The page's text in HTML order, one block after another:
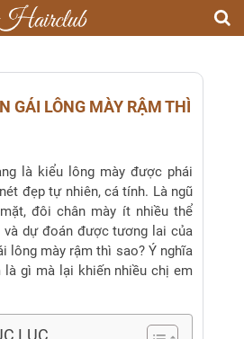
GÁI LÔNG MÀY RẬM THÌ
là kiểu lông mày được phái
đẹp tự nhiên, cá tính. Là ngũ
đôi chân mày ít nhiều thể
và dự đoán được tương lai của
lông mày rậm thì sao? Ý nghĩa
là gì mà lại khiến nhiều chị em
LỤC